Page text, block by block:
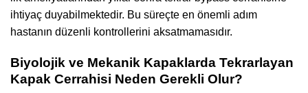
ihtiyaç duyabilmektedir. Bu süreçte en önemli adım
hastanın düzenli kontrollerini aksatmamasıdır.
Biyolojik ve Mekanik Kapaklarda Tekrarlayan
Kapak Cerrahisi Neden Gerekli Olur?